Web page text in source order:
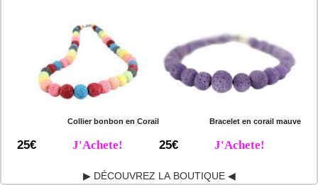
Collier bonbon en Corail
25€ J'Achete!
Bracelet en corail mauve
25€ J'Achete!
▶ DÉCOUVREZ LA BOUTIQUE ◀